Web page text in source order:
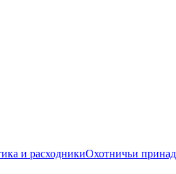
и расходникиОхотничьи